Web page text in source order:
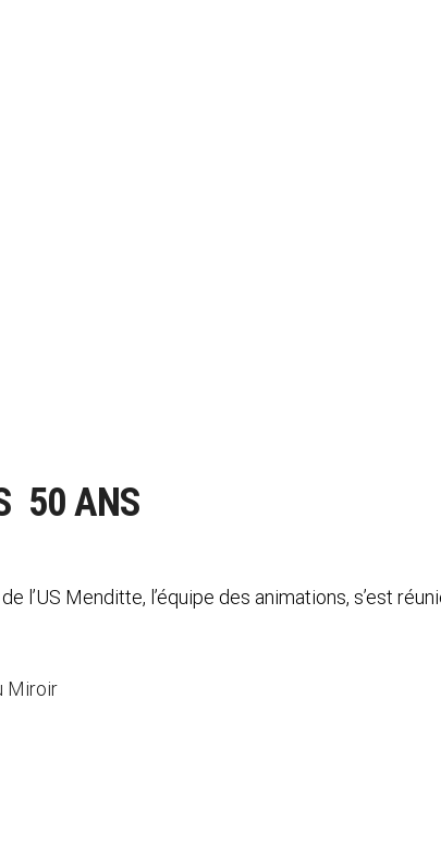
50 ANS
l’US Menditte, l’équipe des animations, s’est
Miroir